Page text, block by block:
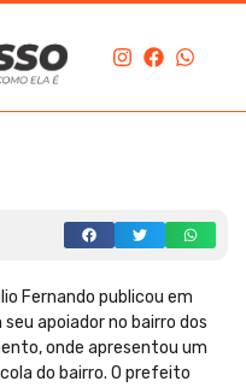
Fernando publicou em
apoiador no bairro dos
onde apresentou um
do bairro. O prefeito